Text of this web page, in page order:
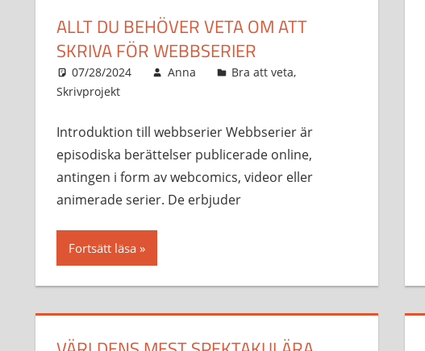
ALLT DU BEHÖVER VETA OM ATT
SKRIVA FÖR WEBBSERIER
07/28/2024 Anna Bra att veta,
Skrivprojekt
Introduktion till webbserier Webbserier är
episodiska berättelser publicerade online,
antingen i form av webcomics, videor eller
animerade serier. De erbjuder
Fortsätt läsa